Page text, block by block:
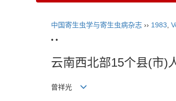
中国寄生虫学与寄生虫病杂志 ›› 1983
• •
云南西北部15个县(市)
曾祥光